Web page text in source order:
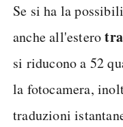
Se si ha la
anche all'estero
si riducono a 52
la fotocamera,
traduzioni